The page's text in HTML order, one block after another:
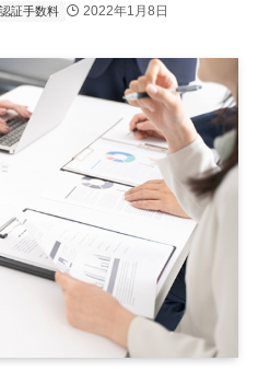
認証手数料 2022年1月8日